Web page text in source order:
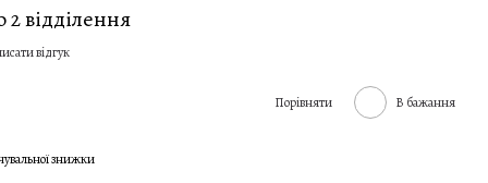
відділення
відгук
Порівняти В бажання
знижки